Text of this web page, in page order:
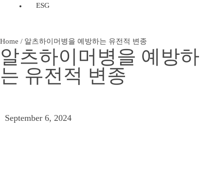
ESG
Home / 알츠하이머병을 예방하는 유전적 변종
알츠하이머병을 예방하
는 유전적 변종
September 6, 2024